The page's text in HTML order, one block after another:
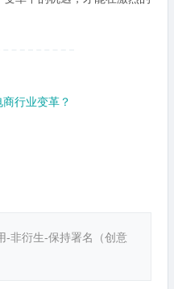
行业变革？
-非衍生-保持署名（创意